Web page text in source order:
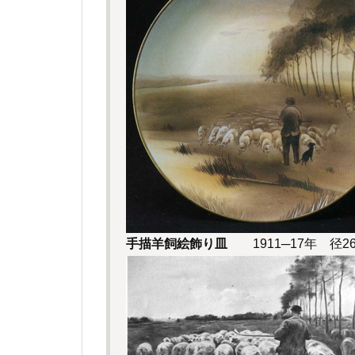
手描羊飼絵飾り皿 1911─17年 径26